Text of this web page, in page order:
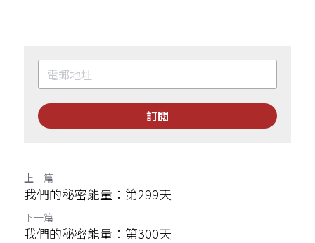
訂閱
上一篇
我們的秘密能量：第299天
下一篇
我們的秘密能量：第300天